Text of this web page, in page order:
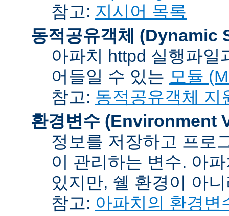
참고: 지시어 목록
동적공유객체 (Dynamic
아파치 httpd 실행파일
어들일 수 있는 모듈
참고: 동적공유객체 지
환경변수 (Environment
정보를 저장하고 프로
이 관리하는 변수. 아
있지만, 쉘 환경이 아
참고: 아파치의 환경변